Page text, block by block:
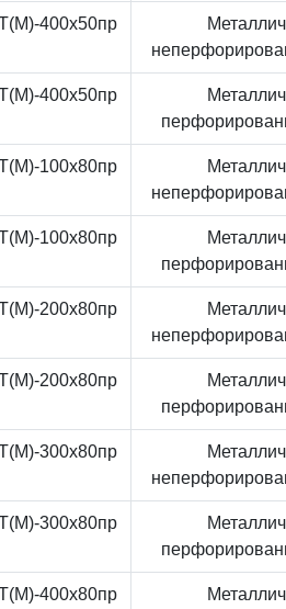
400x50пр
400x50пр
100x80пр
100x80пр
200x80пр
200x80пр
300x80пр
300x80пр
400x80пр